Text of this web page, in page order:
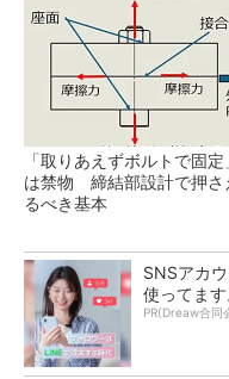
「取りあえずボルトで固定
は禁物 締結部設計で押さ
るべき基本
SNSアカ
使ってます
PR(Dreaw合同